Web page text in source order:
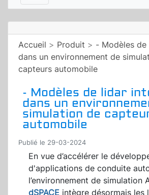
Accueil > Produit > - Modèles
dans un environnement de
capteurs automobile
- Modèles de lidar
dans un
simulation de
automobile
Publié le 29-03-2024
En vue d’accélérer le
d'applications de conduite
l’environnement de simulation
dSPACE intègre désormais les